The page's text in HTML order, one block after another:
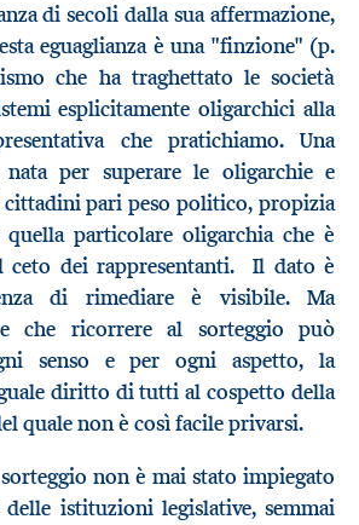
di secoli dalla sua affermazione,
eguaglianza è una "finzione" (p.
che ha traghettato le società
esplicitamente oligarchici alla
che pratichiamo. Una
nata per superare le oligarchie e
pari peso politico, propizia
particolare oligarchia che è
ceto dei rappresentanti. Il dato è
di rimediare è visibile. Ma
che ricorrere al sorteggio può
senso e per ogni aspetto, la
diritto di tutti al cospetto della
quale non è così facile privarsi.
non è mai stato impiegato
istituzioni legislative, semmai